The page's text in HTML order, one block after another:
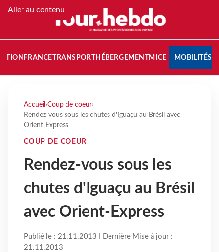
Aller au contenu
FRANCETRANSPORT HÉBERGEMENTMICE MOBILITÉS
Accueil ›Coup de coeur›
Rendez-vous sous les chutes d'Iguaçu au Brésil avec
Orient-Express
COUP DE COEUR
Rendez-vous sous les
chutes d'Iguaçu au Brésil
avec Orient-Express
Publié le : 21.11.2013 I Dernière Mise à jour :
21.11.2013